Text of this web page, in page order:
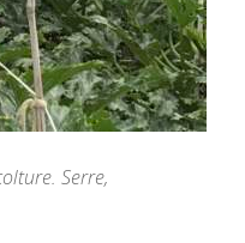
Serre,